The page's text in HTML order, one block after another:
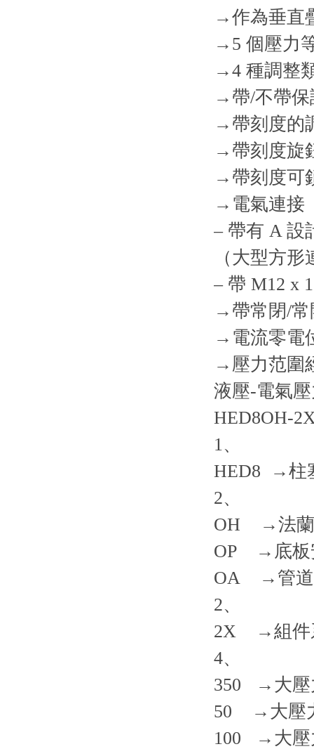
→作為垂直
→5 個壓力
→4 種調整
→帶/不帶保
→帶刻度的
→帶刻度旋
→帶刻度可
→電氣連接
– 帶有 A 設
（大型方
– 帶 M12 x
→帶常閉/常
→電流零電
→壓力范圍
液壓-電氣
HED8OH-
1、
HED8 →柱
2、
OH →法蘭
OP →底板
OA →管道
2、
2X →組件
4、
350 →大壓
50 →大壓
100 →大壓